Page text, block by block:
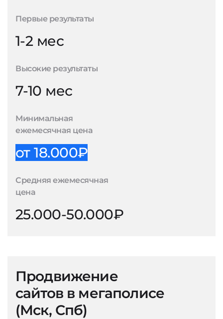
Первые результаты
1-2 мес
Высокие результаты
7-10 мес
Минимальная
ежемесячная цена
от 18.000₽
Средняя ежемесячная
цена
25.000-50.000₽
Продвижение
сайтов в мегаполисе
(Мск, Спб)